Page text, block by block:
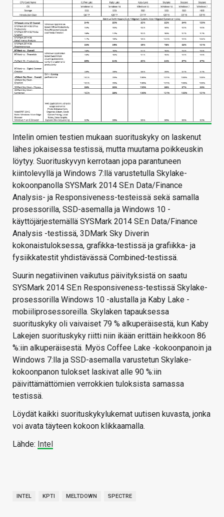
Intelin omien testien mukaan suorituskyky on laskenut
lähes jokaisessa testissä, mutta muutama poikkeuskin
löytyy. Suorituskyvyn kerrotaan jopa parantuneen
kiintolevyllä ja Windows 7:llä varustetulla Skylake-
kokoonpanolla SYSMark 2014 SE:n Data/Finance
Analysis- ja Responsiveness-testeissä sekä samalla
prosessorilla, SSD-asemalla ja Windows 10 -
käyttöjärjestemällä SYSMark 2014 SE:n Data/Finance
Analysis -testissä, 3DMark Sky Diverin
kokonaistuloksessa, grafikka-testissä ja grafiikka- ja
fysiikkatestit yhdistävässä Combined-testissä.
Suurin negatiivinen vaikutus päivityksistä on saatu
SYSMark 2014 SE:n Responsiveness-testissä Skylake-
prosessorilla Windows 10 -alustalla ja Kaby Lake -
mobiiliprosessoreilla. Skylaken tapauksessa
suorituskyky oli vaivaiset 79 % alkuperäisestä, kun Kaby
Lakejen suorituskyky riitti niin ikään erittäin heikkoon 86
%:iin alkuperäisestä. Myös Coffee Lake -kokoonpanoin ja
Windows 7:lla ja SSD-asemalla varustetun Skylake-
kokoonpanon tulokset laskivat alle 90 %:iin
päivittämättömien verrokkien tuloksista samassa
testissä.
Löydät kaikki suorituskykylukemat uutisen kuvasta, jonka
voi avata täyteen kokoon klikkaamalla.
Lähde: Intel
INTEL KPTI MELTDOWN SPECTRE